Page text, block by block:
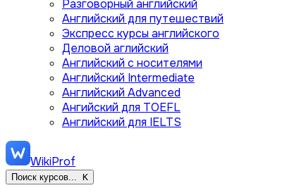
Разговорный английский
Английский для путешествий
Экспресс курсы английского
Деловой аглийский
Английский с носителями
Английский Intermediate
Английский Advanced
Ангийский для TOEFL
Английский для IELTS
WikiProf
Поиск курсов... K